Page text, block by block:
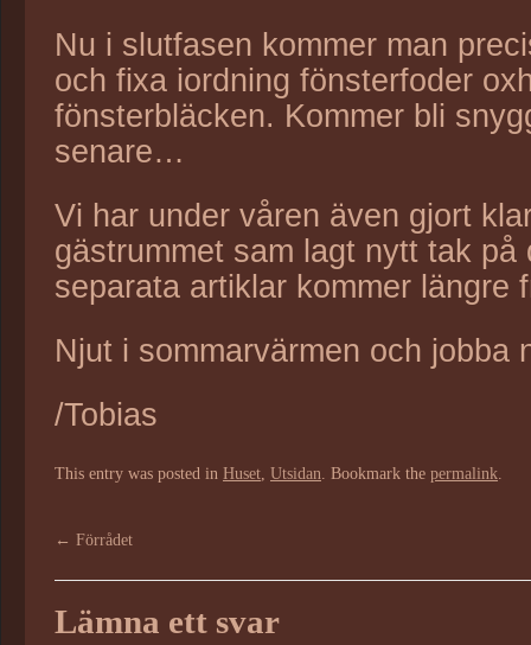
Nu i slutfasen kommer man
och fixa iordning fönsterfoder
fönsterbläcken. Kommer bli
senare…
Vi har under våren även gjort
gästrummet sam lagt nytt tak på
separata artiklar kommer längre
Njut i sommarvärmen och jobba
/Tobias
This entry was posted in Huset Utsidan . Bookmark the permalink
← Förrådet
Lämna ett svar